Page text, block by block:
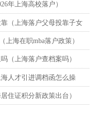
年上海高校落户）
（上海落户父母投靠子女
上海在职mba落户政策）
（上海落户查档案吗）
人才引进调档函怎么操
住证积分新政策出台）